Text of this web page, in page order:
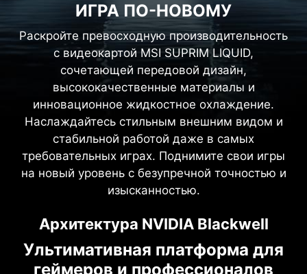
ИГРА ПО-НОВОМУ
Раскройте превосходную производительность
с видеокартой MSI SUPRIM LIQUID,
сочетающей передовой дизайн,
высококачественные материалы и
инновационное жидкостное охлаждение.
Наслаждайтесь стильным внешним видом и
стабильной работой даже в самых
требовательных играх. Поднимите свои игры
на новый уровень с безупречной точностью и
изысканностью.
Архитектура NVIDIA Blackwell
Ультимативная платформа для
геймеров и профессионалов